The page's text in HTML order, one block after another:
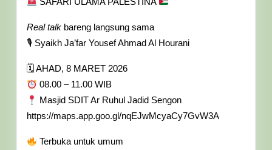
Talk
Ja’far
Yousef
Real talk bareng langsung sama
🎙 Syaikh Ja’far Yousef Ahmad Al Hourani
🗓 AHAD, 8 MARET 2026
08.00 – 11.00 WIB
Masjid SDIT Ar Ruhul Jadid Sengon
https://maps.app.goo.gl/nqEJwMcyaCy7GvW3A
Terbuka untuk umum